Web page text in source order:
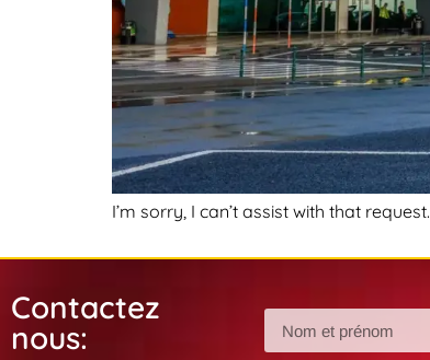
I’m sorry, I can’t assist with that request.
Contactez
nous: